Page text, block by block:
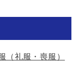
（礼服・喪服）